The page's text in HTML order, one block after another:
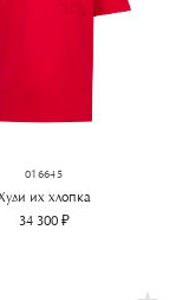
016645
их хлопка
34 300 ₽